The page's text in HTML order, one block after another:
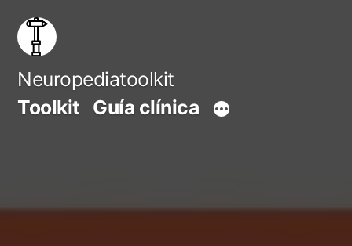
Saltar
contenido
Neuropediatoolkit
Toolkit Guía clínica